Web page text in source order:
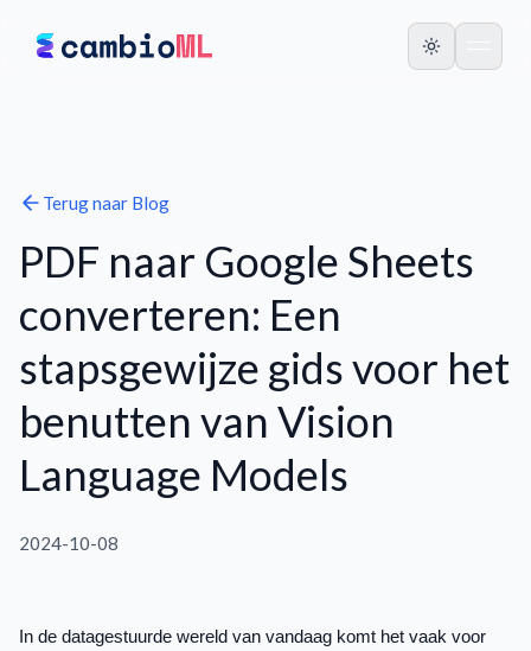
Terug naar Blog
PDF naar Google Sheets
converteren: Een
stapsgewijze gids voor het
benutten van Vision
Language Models
2024-10-08
In de datagestuurde wereld van vandaag komt het vaak voor